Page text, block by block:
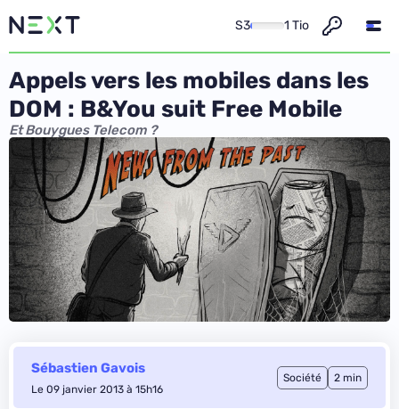
S3 1 Tio
Appels vers les mobiles dans les
DOM : B&You suit Free Mobile
Et Bouygues Telecom ?
Sébastien Gavois
Le 09 janvier 2013 à 15h16
Société 2 min